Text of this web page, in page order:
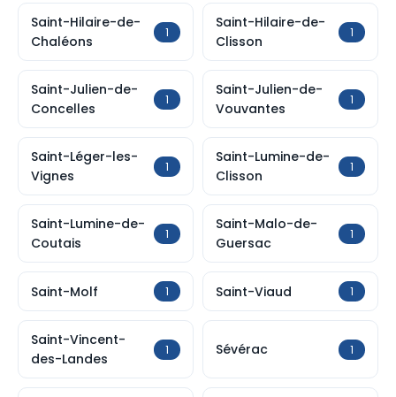
Saint-Hilaire-de-
Chaléons
1
Saint-Hilaire-de-
Clisson
1
Saint-Julien-de-
Concelles
1
Saint-Julien-de-
Vouvantes
1
Saint-Léger-les-
Vignes
1
Saint-Lumine-de-
Clisson
1
Saint-Lumine-de-
Coutais
1
Saint-Malo-de-
Guersac
1
Saint-Molf 1 Saint-Viaud 1
Saint-Vincent-
des-Landes
1 Sévérac 1